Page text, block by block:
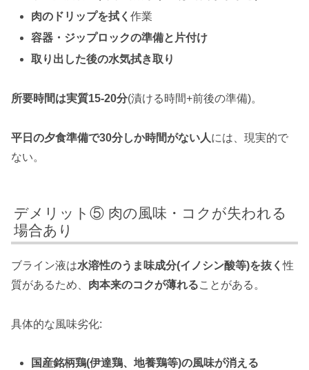
肉のドリップを拭く作業
容器・ジップロックの準備と片付け
取り出した後の水気拭き取り
所要時間は実質15-20分(漬ける時間+前後の準備)。
平日の夕食準備で30分しか時間がない人には、現実的で
ない。
デメリット⑤ 肉の風味・コクが失われる
場合あり
ブライン液は水溶性のうま味成分(イノシン酸等)を抜く性
質があるため、 肉本来のコクが薄れることがある。
具体的な風味劣化:
国産銘柄鶏(伊達鶏、地養鶏等)の風味が消える